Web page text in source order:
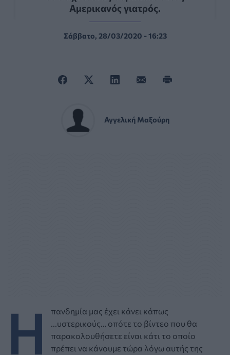
Αμερικανός γιατρός.
Σάββατο, 28/03/2020 - 16:23
Αγγελική Μαξούρη
Η
πανδημία μας έχει κάνει κάπως
...υστερικούς… οπότε το βίντεο που θα
παρακολουθήσετε είναι κάτι το οποίο
πρέπει να κάνουμε τώρα λόγω αυτής της